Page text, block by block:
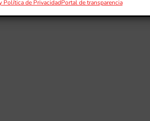
Política de PrivacidadPortal de transparencia